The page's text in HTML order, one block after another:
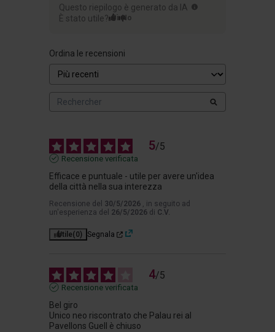
Questo riepilogo è generato da IA
È stato utile? Sì No
Ordina le recensioni
5/5
Recensione verificata
Efficace e puntuale - utile per avere un'idea
della città nella sua interezza
Recensione del 30/5/2026 , in seguito ad
un'esperienza del 26/5/2026 di C.V.
Utile(0) Segnala
4/5
Recensione verificata
Bel giro
Unico neo riscontrato che Palau rei al
Pavellons Guell è chiuso